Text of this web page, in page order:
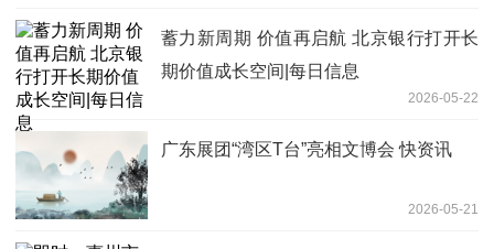
蓄力新周期 价值再启航 北京银行打开长
期价值成长空间|每日信息
2026-05-22
广东展团“湾区T台”亮相文博会 快资讯
2026-05-21